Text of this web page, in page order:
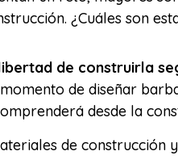
¿Cuáles son
de construirla
de diseñar
desde la
de construcción